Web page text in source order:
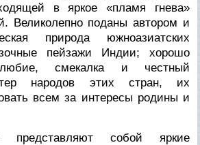
в яркое «пламя гнева»
Великолепно поданы автором и
природа южноазиатских
пейзажи Индии; хорошо
смекалка и честный
народов этих стран, их
всем за интересы родины и
представляют собой яркие